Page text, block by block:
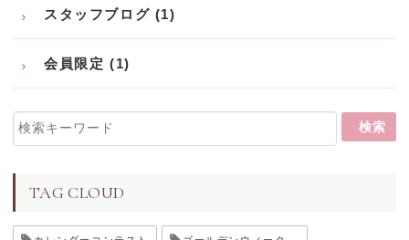
スタッフブログ (1)
会員限定 (1)
TAG CLOUD